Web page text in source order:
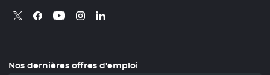
Retrouvez nous sur X
- Nouvelle fenêtre
Retrouvez nous sur Facebook
- Nouvelle fenêtre
Retrouvez nous sur Youtube
- Nouvelle fenêtre
Retrouvez nous sur Instagram
- Nouvelle fenêtre
Retrouvez nous sur Linkedin
- Nouvelle fenêtre
Nos dernières offres d'emploi